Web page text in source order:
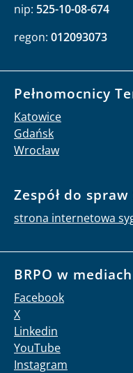
nip: 525-10-08-674
regon: 012093073
Pełnomocnicy
Katowice
Gdańsk
Wrocław
Zespół do
strona internetowa
BRPO w
Facebook
X
Linkedin
YouTube
Instagram